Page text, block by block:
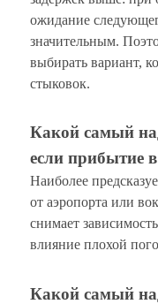
ожидание
значительным.
выбирать вариант,
стыковок.
Какой самый
если прибытие
Наиболее
от аэропорта или
снимает
влияние плохой
Какой самый